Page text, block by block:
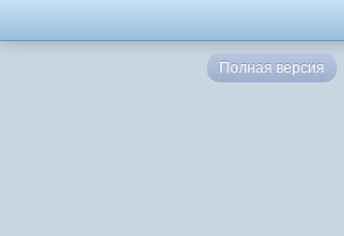
Полная версия